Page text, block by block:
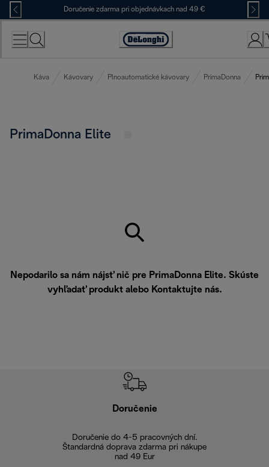
Skip
to
Content
Doručenie zdarma pri objednávkach nad 49 €
Accessibility
Káva Kávovary Plnoautomatické kávovary PrimaDonna
PrimaDonna Elite
Nepodarilo sa nám nájsť nič pre PrimaDonna Elite. Skúste
vyhľadať produkt alebo Kontaktujte nás.
Doručenie
Doručenie do 4-5 pracovných dní.
Štandardná doprava zdarma pri nákupe
nad 49 Eur